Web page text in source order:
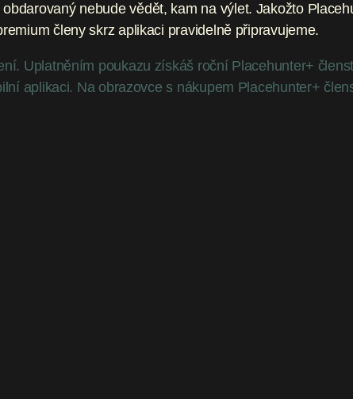
nebude vědět, kam na výlet. Jakožto
členy skrz aplikaci pravidelně připravujeme.
Uplatněním poukazu získáš roční Placehunter+
aplikaci. Na obrazovce s nákupem Placehunter+